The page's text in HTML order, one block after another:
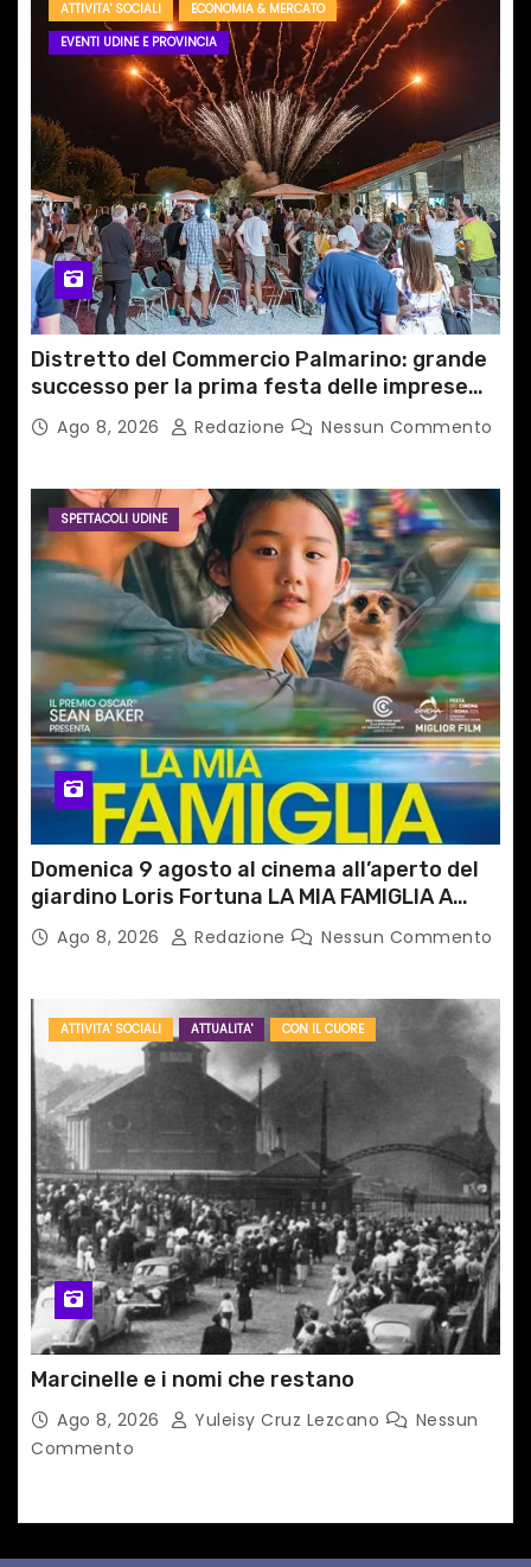
ATTIVITA' SOCIALI
ECONOMIA & MERCATO
EVENTI UDINE E PROVINCIA
Distretto del Commercio Palmarino: grande
successo per la prima festa delle imprese
del territorio
Ago 8, 2026 Redazione Nessun Commento
SPETTACOLI UDINE
Domenica 9 agosto al cinema all’aperto del
giardino Loris Fortuna LA MIA FAMIGLIA A
TAIPEIAgo 8, 2026 Redazione Nessun Commento
ATTIVITA' SOCIALI ATTUALITA' CON IL CUORE
Marcinelle e i nomi che restano
Ago 8, 2026 Yuleisy Cruz Lezcano
Nessun
Commento